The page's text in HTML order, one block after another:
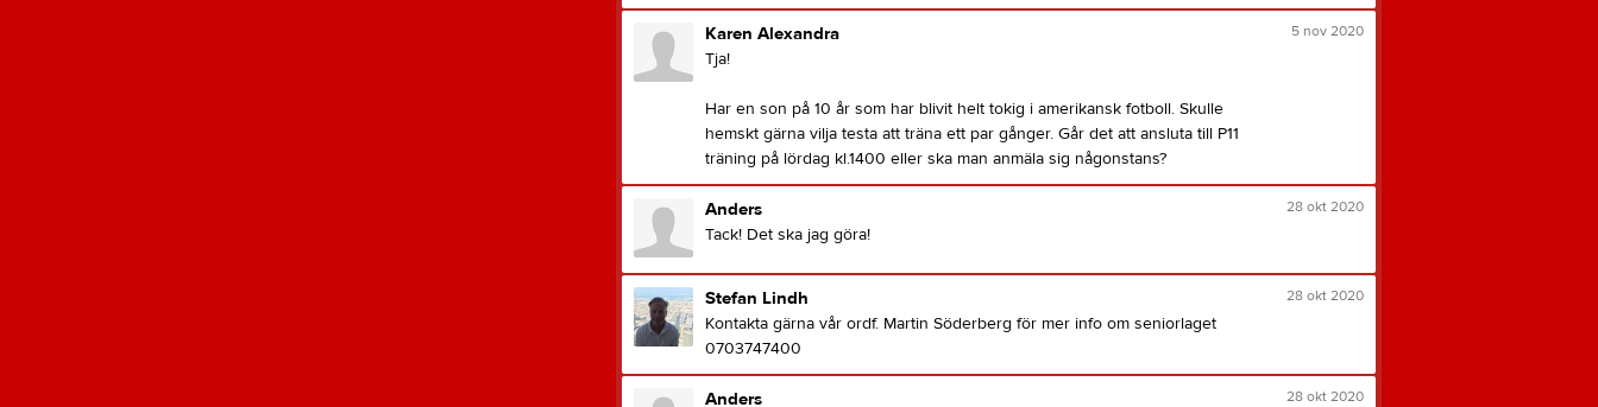
5 nov 2020
Karen Alexandra
Tja!
Har en son på 10 år som har blivit helt tokig i amerikansk fotboll. Skulle
hemskt gärna vilja testa att träna ett par gånger. Går det att ansluta till P11
träning på lördag kl.1400 eller ska man anmäla sig någonstans?
28 okt 2020
Anders
Tack! Det ska jag göra!
28 okt 2020
Stefan Lindh
Kontakta gärna vår ordf. Martin Söderberg för mer info om seniorlaget
0703747400
28 okt 2020
Anders